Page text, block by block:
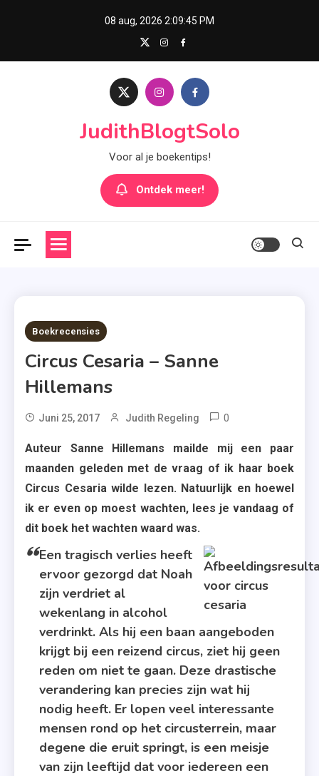
08 aug, 2026 2:09:46 PM
JudithBlogtSolo
Voor al je boekentips!
Ontdek meer!
6 MINS READ
Boekrecensies
Circus Cesaria – Sanne
Hillemans
Juni 25, 2017 Judith Regeling 0
Cesaria
,
Circus
Cesaria
Adult
,
Sanne
,
Sunny
Hill
Books
Auteur Sanne Hillemans mailde mij een paar
maanden geleden met de vraag of ik haar boek
Circus Cesaria wilde lezen. Natuurlijk en hoewel
ik er even op moest wachten, lees je vandaag of
dit boek het wachten waard was.
Een tragisch verlies heeft
ervoor gezorgd dat Noah
zijn verdriet al
wekenlang in alcohol
verdrinkt. Als hij een baan aangeboden
krijgt bij een reizend circus, ziet hij geen
reden om niet te gaan. Deze drastische
verandering kan precies zijn wat hij
nodig heeft. Er lopen veel interessante
mensen rond op het circusterrein, maar
degene die eruit springt, is een meisje
van zijn leeftijd dat voor iedereen een